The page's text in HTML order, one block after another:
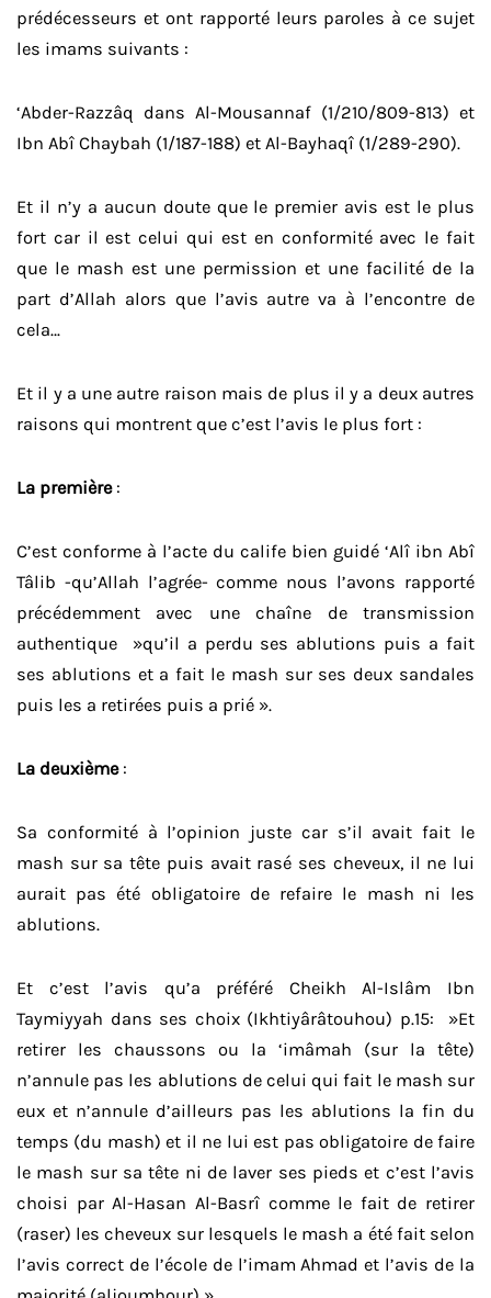
prédécesseurs et ont rapporté leurs paroles à ce sujet
les imams suivants :
‘Abder-Razzâq dans Al-Mousannaf (1/210/809-813) et
Ibn Abî Chaybah (1/187-188) et Al-Bayhaqî (1/289-290).
Et il n’y a aucun doute que le premier avis est le plus
fort car il est celui qui est en conformité avec le fait
que le mash est une permission et une facilité de la
part d’Allah alors que l’avis autre va à l’encontre de
cela…
Et il y a une autre raison mais de plus il y a deux autres
raisons qui montrent que c’est l’avis le plus fort :
La première:
C’est conforme à l’acte du calife bien guidé ‘Alî ibn Abî
Tâlib -qu’Allah l’agrée- comme nous l’avons rapporté
précédemment avec une chaîne de transmission
authentique »qu’il a perdu ses ablutions puis a fait
ses ablutions et a fait le mash sur ses deux sandales
puis les a retirées puis a prié ».
La deuxième:
Sa conformité à l’opinion juste car s’il avait fait le
mash sur sa tête puis avait rasé ses cheveux, il ne lui
aurait pas été obligatoire de refaire le mash ni les
ablutions.
Et c’est l’avis qu’a préféré Cheikh Al-Islâm Ibn
Taymiyyah dans ses choix (Ikhtiyârâtouhou) p.15: »Et
retirer les chaussons ou la ‘imâmah (sur la tête)
n’annule pas les ablutions de celui qui fait le mash sur
eux et n’annule d’ailleurs pas les ablutions la fin du
temps (du mash) et il ne lui est pas obligatoire de faire
le mash sur sa tête ni de laver ses pieds et c’est l’avis
choisi par Al-Hasan Al-Basrî comme le fait de retirer
(raser) les cheveux sur lesquels le mash a été fait selon
l’avis correct de l’école de l’imam Ahmad et l’avis de la